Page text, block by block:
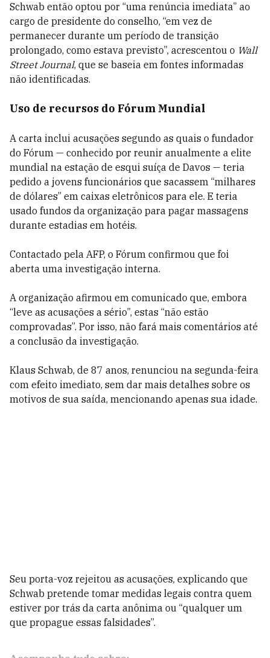
Schwab então optou por “uma renúncia imediata” ao
cargo de presidente do conselho, “em vez de
permanecer durante um período de transição
prolongado, como estava previsto”, acrescentou o Wall
Street Journal, que se baseia em fontes informadas
não identificadas.
Uso de recursos do Fórum Mundial
A carta inclui acusações segundo as quais o fundador
do Fórum — conhecido por reunir anualmente a elite
mundial na estação de esqui suíça de Davos — teria
pedido a jovens funcionários que sacassem “milhares
de dólares” em caixas eletrônicos para ele. E teria
usado fundos da organização para pagar massagens
durante estadias em hotéis.
Contactado pela AFP, o Fórum confirmou que foi
aberta uma investigação interna.
A organização afirmou em comunicado que, embora
“leve as acusações a sério”, estas “não estão
comprovadas”. Por isso, não fará mais comentários até
a conclusão da investigação.
Klaus Schwab, de 87 anos, renunciou na segunda-feira
com efeito imediato, sem dar mais detalhes sobre os
motivos de sua saída, mencionando apenas sua idade.
Seu porta-voz rejeitou as acusações, explicando que
Schwab pretende tomar medidas legais contra quem
estiver por trás da carta anônima ou “qualquer um
que propague essas falsidades”.